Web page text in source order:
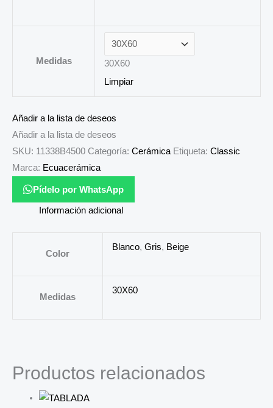
Medidas
30X60
Limpiar
Añadir a la lista de deseos
Añadir a la lista de deseos
SKU: 11338B4500 Categoría: Cerámica Etiqueta: Classic
Marca: Ecuacerámica
Pídelo por WhatsApp
Información adicional
Color
Blanco, Gris, Beige
Medidas
30X60
Productos relacionados